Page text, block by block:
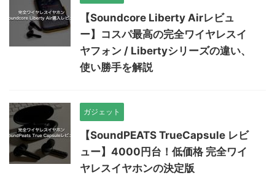
【Soundcore Liberty Airレビュ
ー】コスパ最高の完全ワイヤレスイ
ヤフォン / Libertyシリーズの違い、
使い勝手を解説
ガジェット
【SoundPEATS TrueCapsule レビ
ュー】4000円台！低価格 完全ワイ
ヤレスイヤホンの決定版